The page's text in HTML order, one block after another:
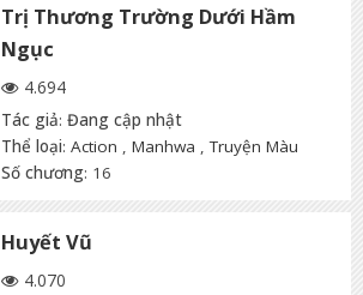
Trị Thương Trường Dưới Hầm
Ngục
4.694
Tác giả: Đang cập nhật
Thể loại: Action , Manhwa ,Truyện Màu
Số chương: 16
Huyết Vũ
4.070